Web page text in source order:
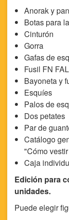
Anorak y
Botas para
Cinturón
Gorra
Gafas de
Fusil FN FAL
Bayoneta y
Esquíes
Palos de
Dos petates
Par de
Catálogo
"Cómo
Caja
Edición para
unidades.
Puede elegir